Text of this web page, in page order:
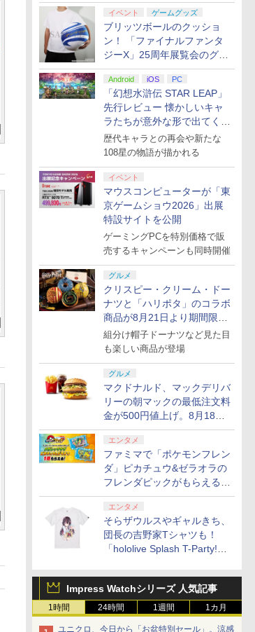
イベント ゲームグッズ
ブリッツボールのクッショ
ン！ 「ファイナルファンタ
ジーX」25周年展覧会のグッ
ズ情報が公開
Android iOS PC
「幻想水滸伝 STAR LEAP」
先行レビュー 懐かしいキャ
ラたちが意外な形で出てくる
シリーズ完全新作！
歴代キャラとの再会や新たな
108星の物語が描かれる
イベント
マウスコンピューターが「東
京ゲームショウ2026」出展
特設サイトを公開
ゲーミングPCを特別価格で販
売するキャンペーンも同時開催
グルメ
クリスピー・クリーム・ドー
ナツと「ハリポタ」のコラボ
商品が8月21日より期間限定
で発売
組分け帽子ドーナツなど見た目
も楽しい商品が登場
グルメ
マクドナルド、マックデリバ
リーの朝マックの最低注文料
金が500円値上げ。8月18日
より1,500円から受付
エンタメ
ファミマで「ポケモンフレン
ダ」ピカチュウ&ゼラオラの
フレンダピックがもらえるキ
ャンペーン開催！
エンタメ
そらザウルスやギャルきち、
団長の吉野家Tシャツも！
「hololive Splash T-Party!」
＆オンライン販売開始
Impress Watchシリーズ 人気記事
1時間 24時間 1週間 1カ月
ユニクロ、今日から「お盆特別セール」。涼感